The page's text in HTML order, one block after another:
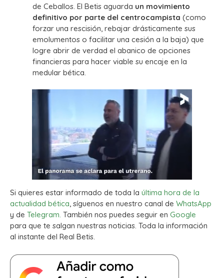
de Ceballos. El Betis aguarda un movimiento
definitivo por parte del centrocampista (como
forzar una rescisión, rebajar drásticamente sus
emolumentos o facilitar una cesión a la baja) que
logre abrir de verdad el abanico de opciones
financieras para hacer viable su encaje en la
medular bética.
Si quieres estar informado de toda la última hora de la
actualidad bética, síguenos en nuestro canal de WhatsApp
y de Telegram. También nos puedes seguir en Google
para que te salgan nuestras noticias. Toda la información
al instante del Real Betis.